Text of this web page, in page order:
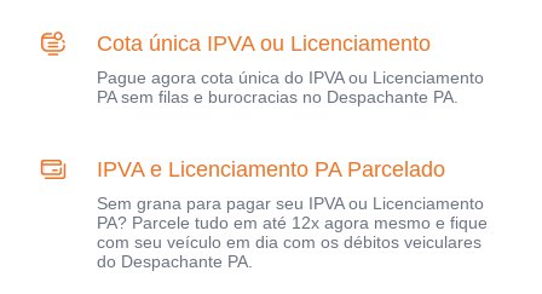
Cota única IPVA ou Licenciamento
Pague agora cota única do IPVA ou Licenciamento
PA sem filas e burocracias no Despachante PA.
IPVA e Licenciamento PA Parcelado
Sem grana para pagar seu IPVA ou Licenciamento
PA? Parcele tudo em até 12x agora mesmo e fique
com seu veículo em dia com os débitos veiculares
do Despachante PA.